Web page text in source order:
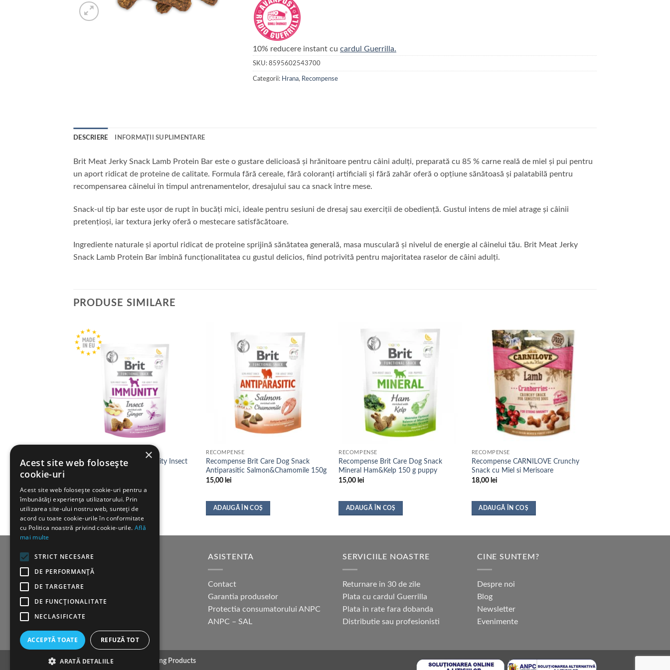
10% reducere instant cu cardul Guerrilla.
SKU: 8595602543700
Categorii: Hrana, Recompense
DESCRIERE INFORMAȚII SUPLIMENTARE
Brit Meat Jerky Snack Lamb Protein Bar este o gustare delicioasă și hrănitoare pentru câini adulți, preparată cu 85 % carne reală de miel și pui pentru
un aport ridicat de proteine de calitate. Formula fără cereale, fără coloranți artificiali și fără zahăr oferă o opțiune sănătoasă și palatabilă pentru
recompensarea câinelui în timpul antrenamentelor, dresajului sau ca snack între mese.
Snack-ul tip bar este ușor de rupt în bucăți mici, ideale pentru sesiuni de dresaj sau exerciții de obediență. Gustul intens de miel atrage și câinii
pretențioși, iar textura jerky oferă o mestecare satisfăcătoare.
Ingrediente naturale și aportul ridicat de proteine sprijină sănătatea generală, masa musculară și nivelul de energie al câinelui tău. Brit Meat Jerky
Snack Lamb Protein Bar îmbină funcționalitatea cu gustul delicios, fiind potrivită pentru majoritatea raselor de câini adulți.
PRODUSE SIMILARE
Brit Care Dog Snack Immunity Insect
ADAUGĂ ÎN COȘ
RECOMPENSE
Recompense Brit Care Dog Snack
Antiparasitic Salmon&Chamomile 150g
15,00 lei
ADAUGĂ ÎN COȘ
RECOMPENSE
Recompense Brit Care Dog Snack
Mineral Ham&Kelp 150 g puppy
15,00 lei
ADAUGĂ ÎN COȘ
RECOMPENSE
Recompense CARNILOVE Crunchy
Snack cu Miel si Merisoare
18,00 lei
ADAUGĂ ÎN COȘ
SUPORT CLIENTI
Cum cumpar?
Politica confidentialitate
ASISTENTA
Contact
Garantia produselor
Protectia consumatorului ANPC
ANPC – SAL
SERVICIILE NOASTRE
Returnare in 30 de zile
Plata cu cardul Guerrilla
Plata in rate fara dobanda
Distributie sau profesionisti
CINE SUNTEM?
Despre noi
Blog
Newsletter
Evenimente
Copyright 2026 © K9 Training Products
×
Acest site web folosește
cookie-uri
Acest site web folosește cookie-uri pentru a
îmbunătăți experiența utilizatorului. Prin
utilizarea site-ului nostru web, sunteți de
acord cu toate cookie-urile în conformitate
cu Politica noastră privind cookie-urile. Află
mai multe
STRICT NECESARE
DE PERFORMANȚĂ
DE TARGETARE
DE FUNCŢIONALITATE
NECLASIFICATE
ACCEPTĂ TOATE REFUZĂ TOT
ARATĂ DETALIILE